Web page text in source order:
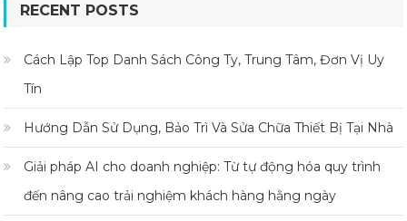
RECENT POSTS
Cách Lập Top Danh Sách Công Ty, Trung Tâm, Đơn Vị Uy
Tín
Hướng Dẫn Sử Dụng, Bảo Trì Và Sửa Chữa Thiết Bị Tại Nhà
Giải pháp AI cho doanh nghiệp: Từ tự động hóa quy trình
đến nâng cao trải nghiệm khách hàng hằng ngày